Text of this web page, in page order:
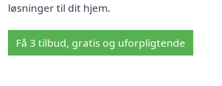
løsninger til dit hjem.
Få 3 tilbud, gratis og uforpligtende